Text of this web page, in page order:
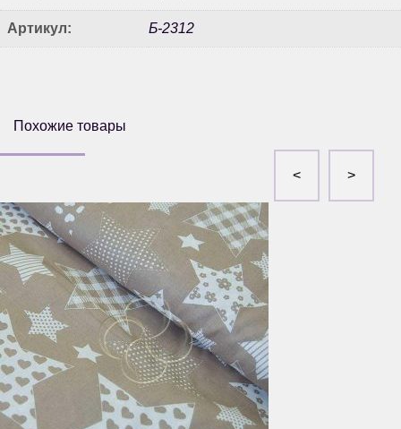
Артикул: Б-2312
Похожие товары